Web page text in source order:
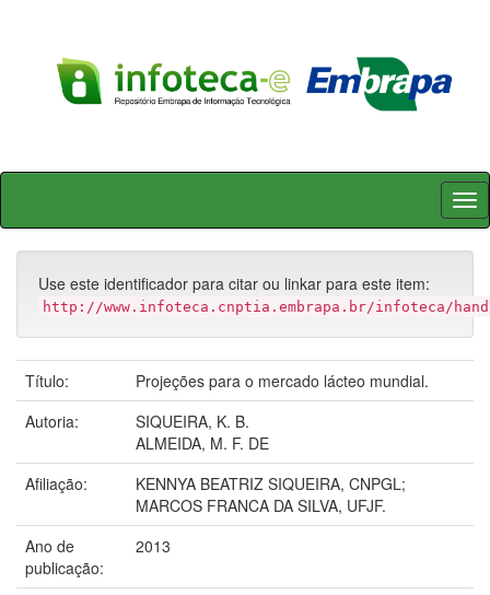
Skip
Use este identificador para citar ou linkar para este item:
http://www.infoteca.cnptia.embrapa.br/infoteca/
Título:
Projeções para o mercado lácteo mundial.
Autoria:
SIQUEIRA, K. B.
ALMEIDA, M. F. DE
Afiliação:
KENNYA BEATRIZ SIQUEIRA, CNPGL;
MARCOS FRANCA DA SILVA, UFJF.
Ano de
publicação:
2013